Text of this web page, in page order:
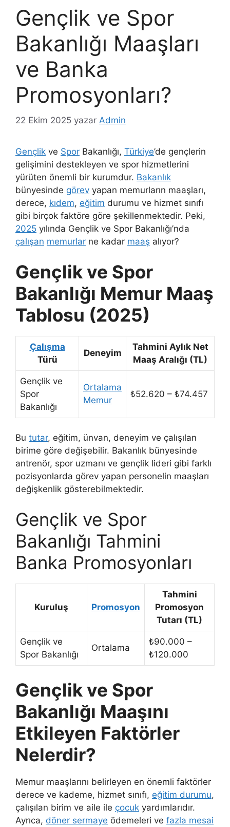
Gençlik ve Spor
Bakanlığı Maaşları
ve Banka
Promosyonları?
22 Ekim 2025 yazar Admin
Gençlik ve Spor Bakanlığı, Türkiye’de gençlerin
gelişimini destekleyen ve spor hizmetlerini
yürüten önemli bir kurumdur. Bakanlık
bünyesinde görev yapan memurların maaşları,
derece, kıdem, eğitim durumu ve hizmet sınıfı
gibi birçok faktöre göre şekillenmektedir. Peki,
2025 yılında Gençlik ve Spor Bakanlığı’nda
çalışan memurlar ne kadar maaş alıyor?
Gençlik ve Spor
Bakanlığı Memur Maaş
Tablosu (2025)
Çalışma
Türü
Deneyim
Tahmini Aylık Net
Maaş Aralığı (TL)
Gençlik ve
Spor
Bakanlığı
Ortalama
Memur
₺52.620 – ₺74.457
Bu tutar, eğitim, ünvan, deneyim ve çalışılan
birime göre değişebilir. Bakanlık bünyesinde
antrenör, spor uzmanı ve gençlik lideri gibi farklı
pozisyonlarda görev yapan personelin maaşları
değişkenlik gösterebilmektedir.
Gençlik ve Spor
Bakanlığı Tahmini
Banka Promosyonları
Kuruluş Promosyon
Tahmini
Promosyon
Tutarı (TL)
Gençlik ve
Spor Bakanlığı
Ortalama
₺90.000 –
₺120.000
Gençlik ve Spor
Bakanlığı Maaşını
Etkileyen Faktörler
Nelerdir?
Memur maaşlarını belirleyen en önemli faktörler
derece ve kademe, hizmet sınıfı, eğitim durumu,
çalışılan birim ve aile ile çocuk yardımlarıdır.
Ayrıca, döner sermaye ödemeleri ve fazla mesai